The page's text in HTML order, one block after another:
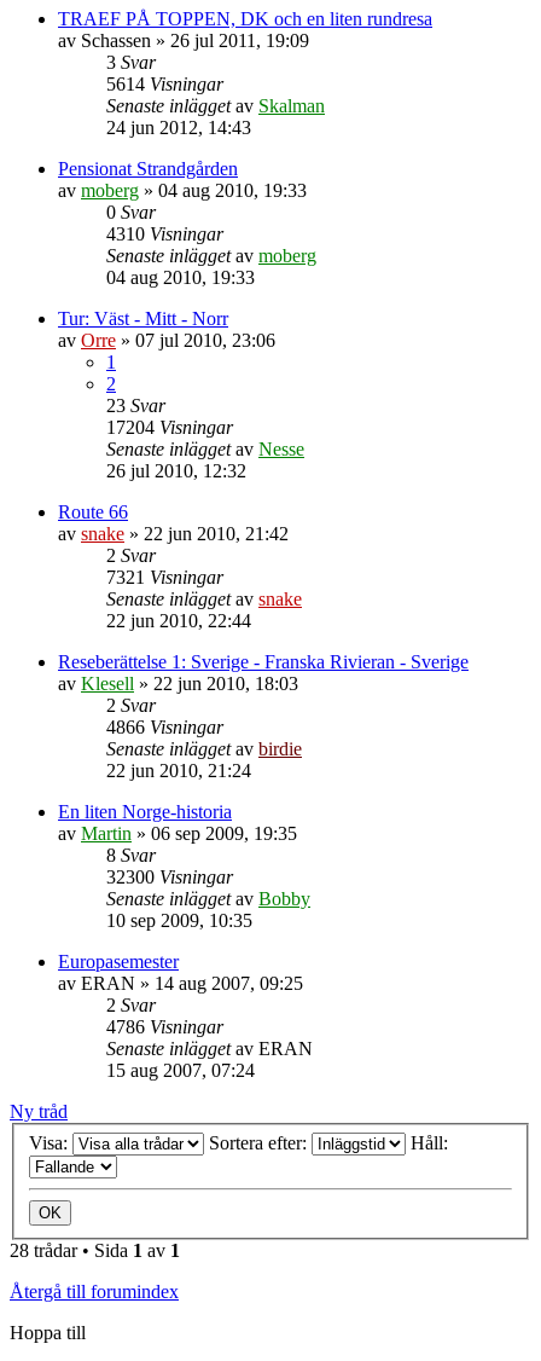
TRAEF PÅ TOPPEN, DK och en liten rundresa
av Schassen » 26 jul 2011, 19:09
3 Svar
5614 Visningar
Senaste inläggetav Skalman
24 jun 2012, 14:43
Pensionat Strandgården
av moberg » 04 aug 2010, 19:33
0 Svar
4310 Visningar
Senaste inläggetav moberg
04 aug 2010, 19:33
Tur: Väst - Mitt - Norr
av Orre » 07 jul 2010, 23:06
1
2
23 Svar
17204 Visningar
Senaste inläggetav Nesse
26 jul 2010, 12:32
Route 66
av snake » 22 jun 2010, 21:42
2 Svar
7321 Visningar
Senaste inläggetav snake
22 jun 2010, 22:44
Reseberättelse 1: Sverige - Franska Rivieran - Sverige
av Klesell » 22 jun 2010, 18:03
2 Svar
4866 Visningar
Senaste inläggetav birdie
22 jun 2010, 21:24
En liten Norge-historia
av Martin » 06 sep 2009, 19:35
8 Svar
32300 Visningar
Senaste inläggetav Bobby
10 sep 2009, 10:35
Europasemester
av ERAN » 14 aug 2007, 09:25
2 Svar
4786 Visningar
Senaste inläggetav ERAN
15 aug 2007, 07:24
Ny tråd
Visa:
Sortera efter: Håll:
28 trådar • Sida 1 av 1
Återgå till forumindex
Hoppa till